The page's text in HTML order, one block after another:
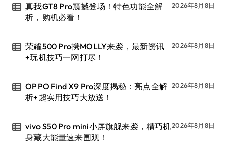
真我GT8 Pro震撼登场！特色功能全解
析，购机必看！
2026年8月8日
荣耀500 Pro携MOLLY来袭，最新资讯
+玩机技巧一网打尽！
2026年8月8日
OPPO Find X9 Pro深度揭秘：亮点全解
析+超实用技巧大放送！
2026年8月8日
vivo S50 Pro mini小屏旗舰来袭，精巧机
身藏大能量速来围观！
2026年8月8日